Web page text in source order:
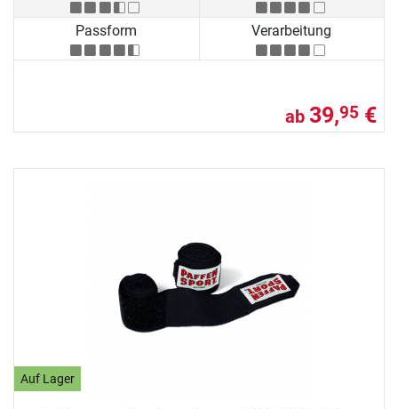
Passform Verarbeitung
ab 39,95 €
Auf Lager